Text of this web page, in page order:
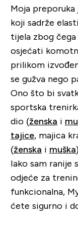
Moja
koji sadrže
tijela zbog
osjećati
prilikom
se gužva nego
Ono što bi
sportska
dio (ženska i
tajice, majica
(ženska i muška
Iako sam ranije
odjeće za
funkcionalna,
ćete sigurno i